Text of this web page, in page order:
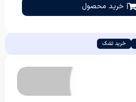
| خرید محصول
خرید تشک